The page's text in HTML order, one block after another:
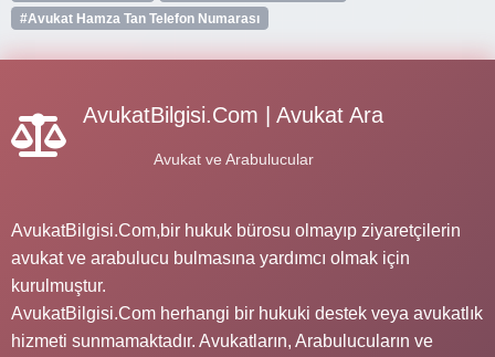
#Avukat Hamza Tan Telefon Numarası
AvukatBilgisi.Com | Avukat Ara
Avukat ve Arabulucular
AvukatBilgisi.Com,bir hukuk bürosu olmayıp ziyaretçilerin
avukat ve arabulucu bulmasına yardımcı olmak için
kurulmuştur.
AvukatBilgisi.Com herhangi bir hukuki destek veya avukatlık
hizmeti sunmamaktadır. Avukatların, Arabulucuların ve